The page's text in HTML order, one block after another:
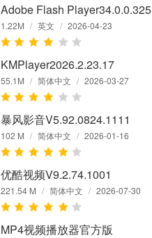
Adobe Flash Player34.0.0.325
1.22M / 英文 / 2026-04-23
KMPlayer2026.2.23.17
55.1M / 简体中文 / 2026-03-27
暴风影音V5.92.0824.1111
102 M / 简体中文 / 2026-01-16
优酷视频V9.2.74.1001
221.54 M / 简体中文 / 2026-07-30
MP4视频播放器官方版